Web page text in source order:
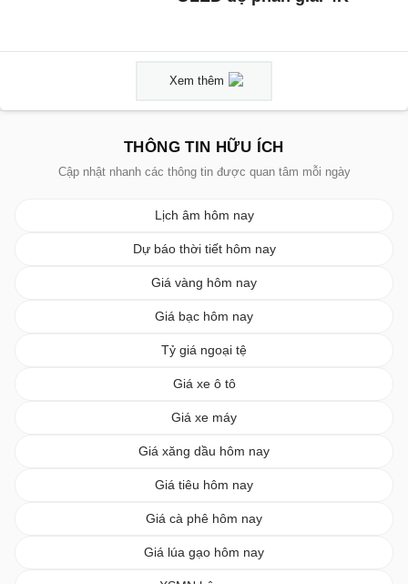
Xem thêm
THÔNG TIN HỮU ÍCH
Cập nhật nhanh các thông tin được quan tâm mỗi ngày
Lịch âm hôm nay
Dự báo thời tiết hôm nay
Giá vàng hôm nay
Giá bạc hôm nay
Tỷ giá ngoại tệ
Giá xe ô tô
Giá xe máy
Giá xăng dầu hôm nay
Giá tiêu hôm nay
Giá cà phê hôm nay
Giá lúa gạo hôm nay